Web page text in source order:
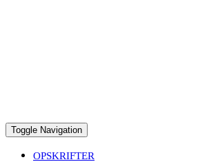
Toggle Navigation
OPSKRIFTER